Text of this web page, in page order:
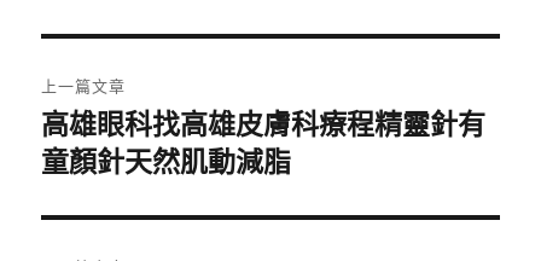
章
導
覽
上一篇文章
上
一
文
高雄眼科找高雄皮膚科療程精靈針有
童顏針天然肌動減脂